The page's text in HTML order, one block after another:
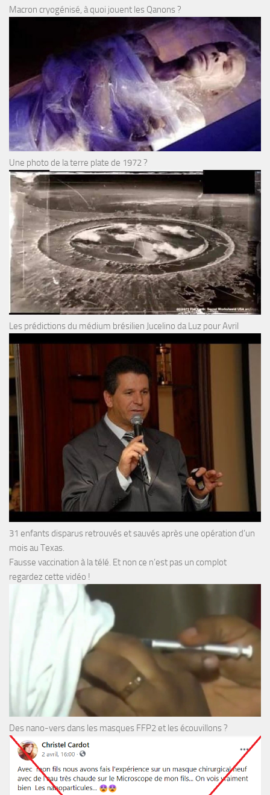
Macron cryogénisé, à quoi jouent les Qanons ?
Une photo de la terre plate de 1972 ?
Les prédictions du médium brésilien Jucelino da Luz pour Avril
31 enfants disparus retrouvés et sauvés après une opération d’un
mois au Texas.
Fausse vaccination à la télé. Et non ce n’est pas un complot
regardez cette vidéo !
Des nano-vers dans les masques FFP2 et les écouvillons ?